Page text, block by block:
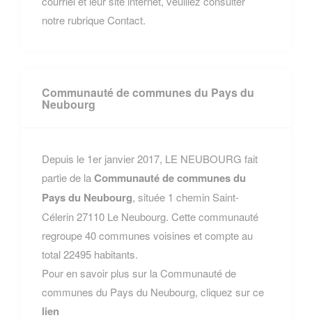
notre rubrique Contact.
Communauté de communes du Pays du
Neubourg
Depuis le 1er janvier 2017, LE NEUBOURG fait
partie de laCommunauté de communes du
Pays du Neubourg, située 1 chemin Saint-
Célerin 27110 Le Neubourg. Cette communauté
regroupe 40 communes voisines et compte au
total 22495 habitants.
Pour en savoir plus sur la Communauté de
communes du Pays du Neubourg, cliquez sur ce
lien